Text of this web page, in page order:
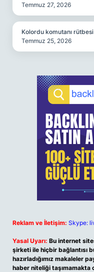
Temmuz 27, 2026
Kolordu komutanı
Temmuz 25, 2026
Reklam ve İletişim: Skype:
Yasal Uyarı: Bu internet
şirketi ile hiçbir bağlantısı
hazırladığımız makaleler
haber niteliği taşımamakta